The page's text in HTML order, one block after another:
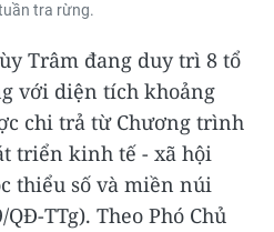
tra rừng.
Trâm đang duy trì 8 tổ
với diện tích khoảng
chi trả từ Chương trình
triển kinh tế - xã hội
thiểu số và miền núi
TTg). Theo Phó Chủ